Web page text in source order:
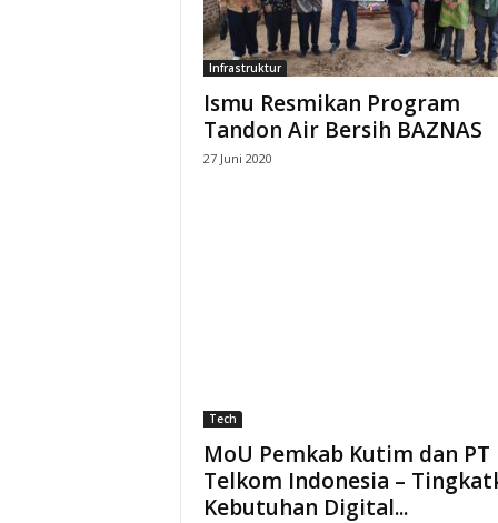
i
a
p
i
Infrastruktur
Ismu Resmikan Program
Tandon Air Bersih BAZNAS
27 Juni 2020
Tech
MoU Pemkab Kutim dan PT
Telkom Indonesia –
Kebutuhan Digital...